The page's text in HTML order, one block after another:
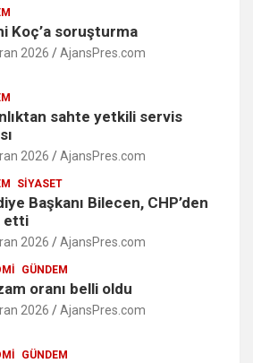
Koç’a soruşturma
2026 AjansPres.com
sahte yetkili servis
2026 AjansPres.com
SIYASET
Başkanı Bilecen, CHP’den
etti
2026 AjansPres.com
GÜNDEM
oranı belli oldu
2026 AjansPres.com
GÜNDEM